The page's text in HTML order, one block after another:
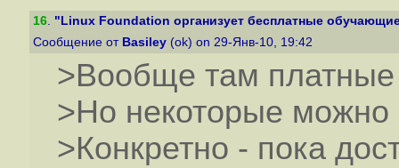
16. "Linux Foundation организует бесплатные
Сообщение от Basiley (ok) on 29-Янв-10, 19:42
>Вообще там платные
>Но некоторые можно
>Конкретно - пока